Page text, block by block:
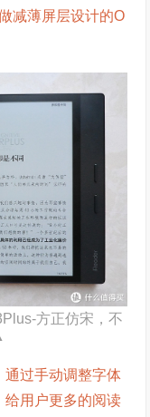
减薄屏层设计的O
方正仿宋，不
通过手动调整字体
给用户更多的阅读